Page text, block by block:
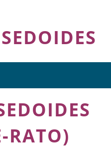
RATO)